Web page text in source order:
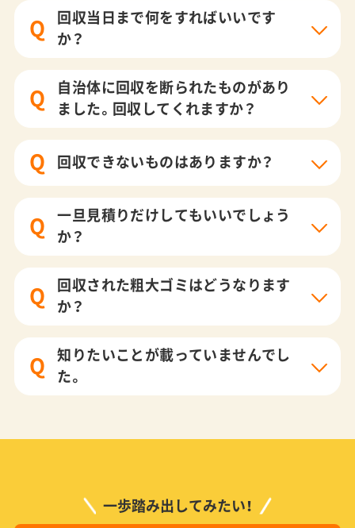
Q
回収当日まで何をすればいいです
か？
Q
自治体に回収を断られたものがあり
ました。回収してくれますか？
Q 回収できないものはありますか？
Q
一旦見積りだけしてもいいでしょう
か？
Q
回収された粗大ゴミはどうなります
か？
Q
知りたいことが載っていませんでし
た。
一歩踏み出してみたい！